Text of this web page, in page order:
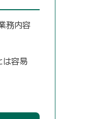
務内容
は容易